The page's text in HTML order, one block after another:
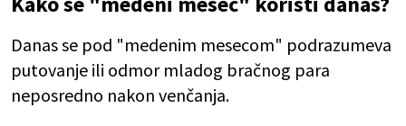
Danas se pod "medenim mesecom" podrazumeva
putovanje ili odmor mladog bračnog para
neposredno nakon venčanja.